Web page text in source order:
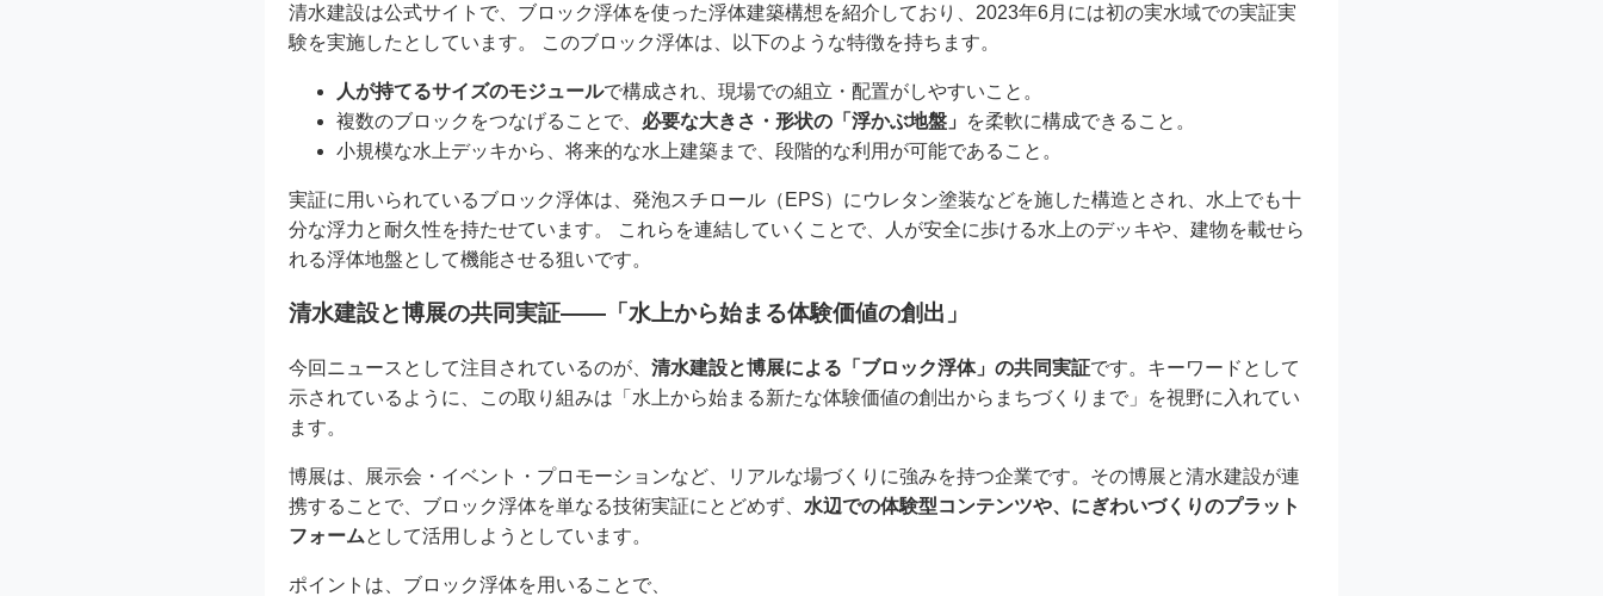
清水建設は公式サイトで、ブロック浮体を使った浮体建築構想を紹介しており、2023年6月には初の実水域での実証実
験を実施したとしています。 このブロック浮体は、以下のような特徴を持ちます。
人が持てるサイズのモジュールで構成され、現場での組立・配置がしやすいこと。
複数のブロックをつなげることで、 必要な大きさ・形状の「浮かぶ地盤」
を柔軟に構成できること。
小規模な水上デッキから、将来的な水上建築まで、段階的な利用が可能であること。
実証に用いられているブロック浮体は、発泡スチロール（EPS）にウレタン塗装などを施した構造とされ、水上でも十
分な浮力と耐久性を持たせています。 これらを連結していくことで、人が安全に歩ける水上のデッキや、建物を載せら
れる浮体地盤として機能させる狙いです。
清水建設と博展の共同実証――「水上から始まる体験価値の創出」
今回ニュースとして注目されているのが、 清水建設と博展による「ブロック浮体」の共同実証です。キーワードとして
示されているように、この取り組みは「水上から始まる新たな体験価値の創出からまちづくりまで」を視野に入れてい
ます。
博展は、展示会・イベント・プロモーションなど、リアルな場づくりに強みを持つ企業です。その博展と清水建設が連
携することで、ブロック浮体を単なる技術実証にとどめず、 水辺での体験型コンテンツや、にぎわいづくりのプラット
フォームとして活用しようとしています。
ポイントは、ブロック浮体を用いることで、